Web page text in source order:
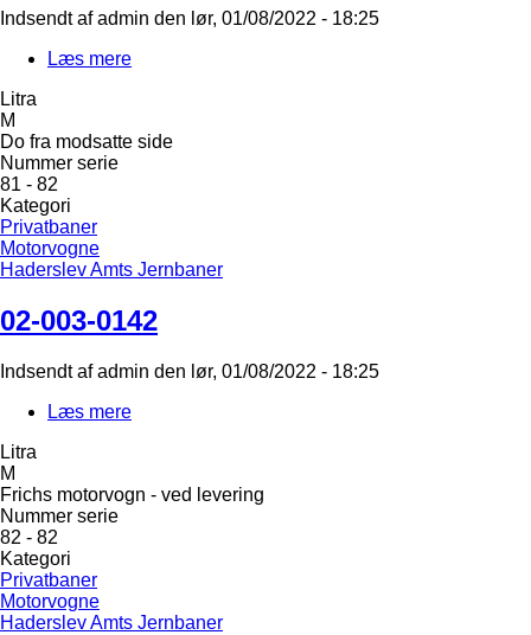
Indsendt afadmin den lør, 01/08/2022 - 18:25
Læs mere
Litra
M
Do fra modsatte side
Nummer serie
81 - 82
Kategori
Privatbaner
Motorvogne
Haderslev Amts Jernbaner
02-003-0142
Indsendt afadmin den lør, 01/08/2022 - 18:25
Læs mere
Litra
M
Frichs motorvogn - ved levering
Nummer serie
82 - 82
Kategori
Privatbaner
Motorvogne
Haderslev Amts Jernbaner